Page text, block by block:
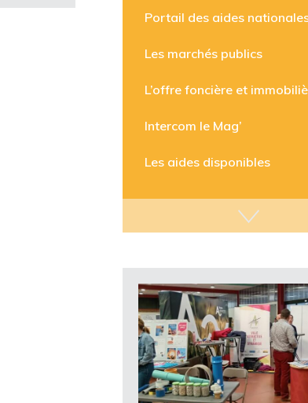
Portail des aides nationales
Les marchés publics
L’offre foncière et
Intercom le Mag’